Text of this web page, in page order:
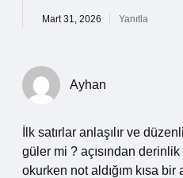
Mart 31, 2026 Yanıtla
Ayhan
İlk satırlar anlaşılır ve
güler mi ? açısından
okurken not aldığım kısa bir